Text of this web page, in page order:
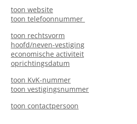
toon website
toon telefoonnummer
toon rechtsvorm
hoofd/neven-vestiging
economische activiteit
oprichtingsdatum
toon KvK-nummer
toon vestigingsnummer
toon contactpersoon